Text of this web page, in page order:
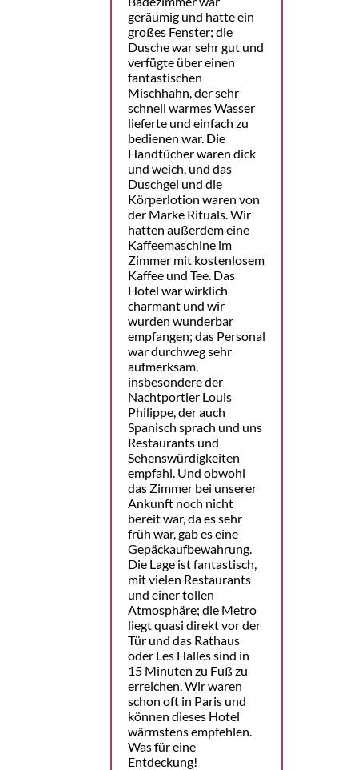
geräumig und hatte ein
großes Fenster; die
Dusche war sehr gut und
verfügte über einen
fantastischen
Mischhahn, der sehr
schnell warmes Wasser
lieferte und einfach zu
bedienen war. Die
Handtücher waren dick
und weich, und das
Duschgel und die
Körperlotion waren von
der Marke Rituals. Wir
hatten außerdem eine
Kaffeemaschine im
Zimmer mit kostenlosem
Kaffee und Tee. Das
Hotel war wirklich
charmant und wir
wurden wunderbar
empfangen; das Personal
war durchweg sehr
aufmerksam,
insbesondere der
Nachtportier Louis
Philippe, der auch
Spanisch sprach und uns
Restaurants und
Sehenswürdigkeiten
empfahl. Und obwohl
das Zimmer bei unserer
Ankunft noch nicht
bereit war, da es sehr
früh war, gab es eine
Gepäckaufbewahrung.
Die Lage ist fantastisch,
mit vielen Restaurants
und einer tollen
Atmosphäre; die Metro
liegt quasi direkt vor der
Tür und das Rathaus
oder Les Halles sind in
15 Minuten zu Fuß zu
erreichen. Wir waren
schon oft in Paris und
können dieses Hotel
wärmstens empfehlen.
Was für eine
Entdeckung!